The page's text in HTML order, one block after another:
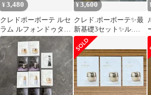
¥3,480
クレドポーボーテ ルセ
ラム ルフォンドゥタン
高級サンプルセット
¥3,600
クレド.ポーボーテ✨最
新基礎3セット✨ル.フ
ォンドゥタン✨下地❤️
合計27包❤️